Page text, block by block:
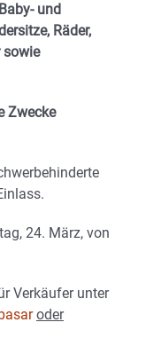
und
Räder,
sowie
Zwecke
24. März, von
Verkäufer unter
oder